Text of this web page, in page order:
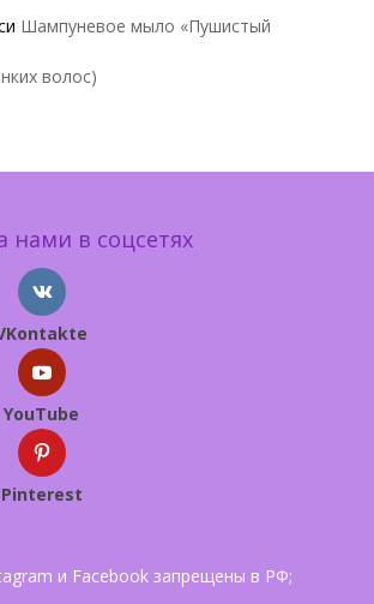
Шампуневое мыло «Пушистый
волос)
нами в соцсетях
YouTube
Pinterest
и Facebook запрещены в РФ;